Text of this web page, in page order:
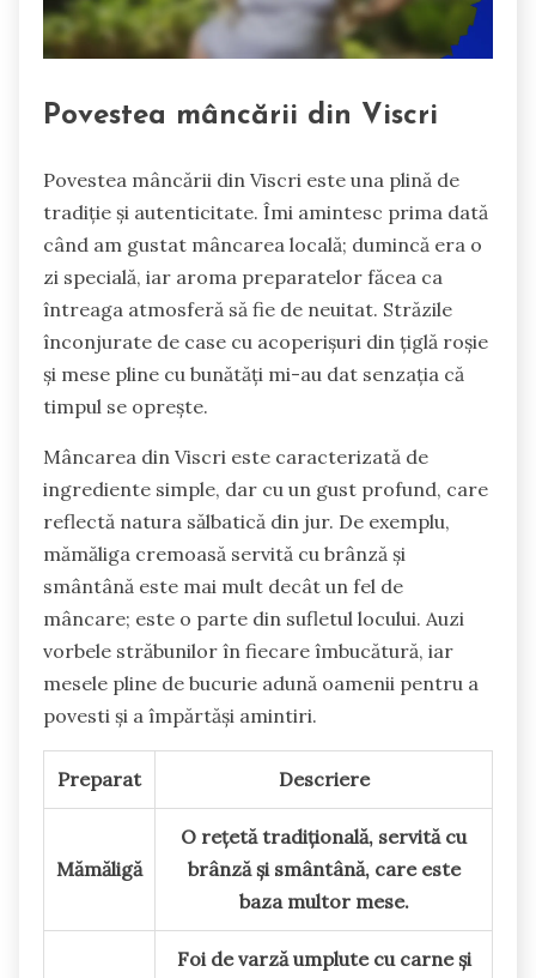
Povestea mâncării din Viscri
Povestea mâncării din Viscri este una plină de
tradiție și autenticitate. Îmi amintesc prima dată
când am gustat mâncarea locală; dumincă era o
zi specială, iar aroma preparatelor făcea ca
întreaga atmosferă să fie de neuitat. Străzile
înconjurate de case cu acoperișuri din țiglă roșie
și mese pline cu bunătăți mi-au dat senzația că
timpul se oprește.
Mâncarea din Viscri este caracterizată de
ingrediente simple, dar cu un gust profund, care
reflectă natura sălbatică din jur. De exemplu,
mămăliga cremoasă servită cu brânză și
smântână este mai mult decât un fel de
mâncare; este o parte din sufletul locului. Auzi
vorbele străbunilor în fiecare îmbucătură, iar
mesele pline de bucurie adună oamenii pentru a
povesti și a împărtăși amintiri.
Preparat Descriere
Mămăligă
O rețetă tradițională, servită cu
brânză și smântână, care este
baza multor mese.
Foi de varză umplute cu carne și